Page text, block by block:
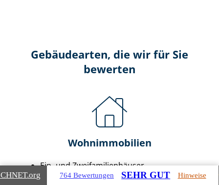
Gebäudearten, die wir für Sie
bewerten
Wohnimmobilien
Ein- und Zwei­fa­mi­li­en­häu­ser
Doppel- & Reihenhäuser
.org 764 Bewertungen SEHR GUT Hinweise